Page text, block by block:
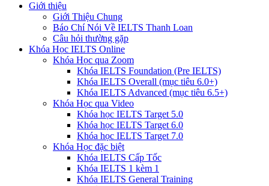
Giới thiệu
Giới Thiệu Chung
Báo Chí Nói Về IELTS Thanh Loan
Câu hỏi thường gặp
Khóa Học IELTS Online
Khóa Học qua Zoom
Khóa IELTS Foundation (Pre IELTS)
Khóa IELTS Overall (mục tiêu 6.0+)
Khóa IELTS Advanced (mục tiêu 6.5+)
Khóa Học qua Video
Khóa học IELTS Target 5.0
Khóa học IELTS Target 6.0
Khóa học IELTS Target 7.0
Khóa Học đặc biệt
Khóa IELTS Cấp Tốc
Khóa IELTS 1 kèm 1
Khóa IELTS General Training